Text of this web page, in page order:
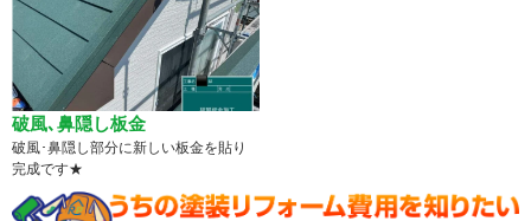
破風､鼻隠し板金
破風･鼻隠し部分に新しい板金を貼り
完成です★